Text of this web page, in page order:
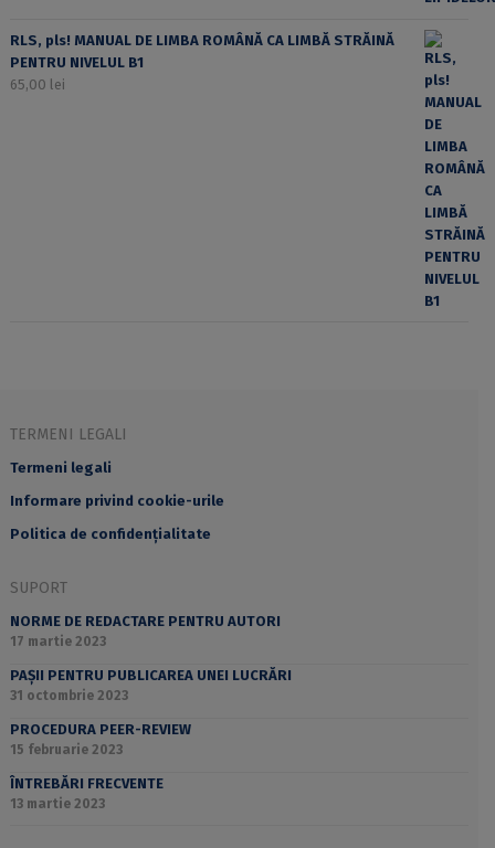
RLS, pls! MANUAL DE LIMBA ROMÂNĂ CA LIMBĂ STRĂINĂ
PENTRU NIVELUL B1
65,00 lei
TERMENI LEGALI
Termeni legali
Informare privind cookie-urile
Politica de confidențialitate
SUPORT
NORME DE REDACTARE PENTRU AUTORI
17 martie 2023
PAȘII PENTRU PUBLICAREA UNEI LUCRĂRI
31 octombrie 2023
PROCEDURA PEER-REVIEW
15 februarie 2023
ÎNTREBĂRI FRECVENTE
13 martie 2023